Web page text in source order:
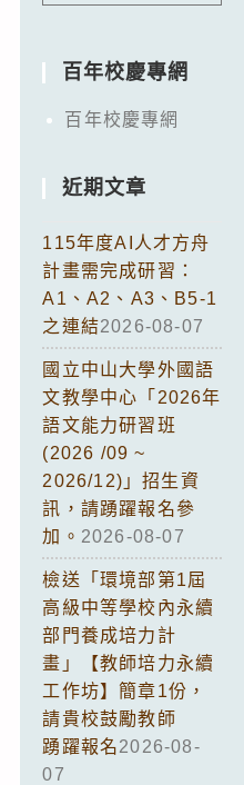
百年校慶專網
百年校慶專網
近期文章
115年度AI人才方舟
計畫需完成研習：
A1、A2、A3、B5-1
之連結2026-08-07
國立中山大學外國語
文教學中心「2026年
語文能力研習班
(2026 /09 ~
2026/12)」招生資
訊，請踴躍報名參
加。 2026-08-07
檢送「環境部第1屆
高級中等學校內永續
部門養成培力計
畫」【教師培力永續
工作坊】簡章1份，
請貴校鼓勵教師
踴躍報名2026-08-
07